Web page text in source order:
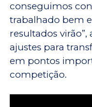
conseguimos
trabalhado bem
resultados
ajustes para
em pontos
competição.